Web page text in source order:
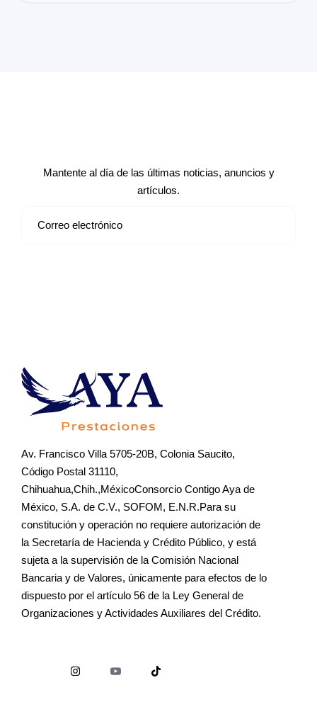
Mantente al día de las últimas noticias, anuncios y
artículos.
Av. Francisco Villa 5705-20B, Colonia Saucito,
Código Postal 31110,
Chihuahua,Chih.,MéxicoConsorcio Contigo Aya de
México, S.A. de C.V., SOFOM, E.N.R.Para su
constitución y operación no requiere autorización de
la Secretaría de Hacienda y Crédito Público, y está
sujeta a la supervisión de la Comisión Nacional
Bancaria y de Valores, únicamente para efectos de lo
dispuesto por el artículo 56 de la Ley General de
Organizaciones y Actividades Auxiliares del Crédito.